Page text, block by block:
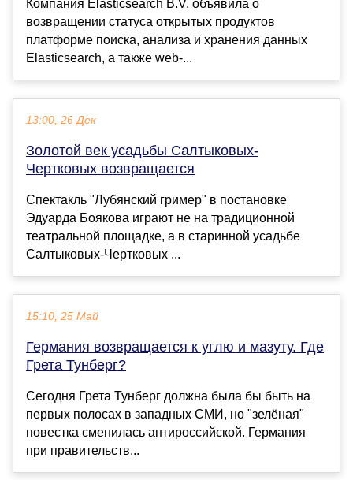
Компания Elasticsearch B.V. объявила о
возвращении статуса открытых продуктов
платформе поиска, анализа и хранения данных
Elasticsearch, а также web-...
13:00, 26 Дек
Золотой век усадьбы Салтыковых-
Чертковых возвращается
Спектакль "Лубянский гример" в постановке
Эдуарда Боякова играют не на традиционной
театральной площадке, а в старинной усадьбе
Салтыковых-Чертковых ...
15:10, 25 Май
Германия возвращается к углю и мазуту. Где
Грета Тунберг?
Сегодня Грета Тунберг должна была бы быть на
первых полосах в западных СМИ, но "зелёная"
повестка сменилась антироссийской. Германия
при правительств...